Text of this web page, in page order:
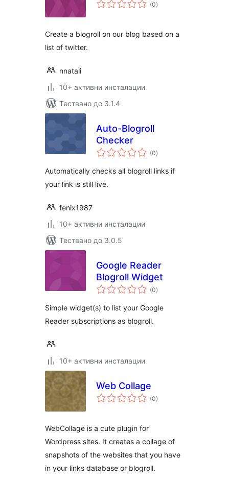
(0оценки
)
Create a blogroll on our blog based on a
list of twitter.
nnatali
10+ активни инсталации
Тествано до 3.1.4
Auto-Blogroll
Checker
(0общо
оценки
)
Automatically checks all blogroll links if
your link is still live.
fenix1987
10+ активни инсталации
Тествано до 3.0.5
Google Reader
Blogroll Widget
(0общо
оценки
)
Simple widget(s) to list your Google
Reader subscriptions as blogroll.
10+ активни инсталации
Web Collage
(0общо
оценки
)
WebCollage is a cute plugin for
Wordpress sites. It creates a collage of
snapshots of the websites that you have
in your links database or blogroll.